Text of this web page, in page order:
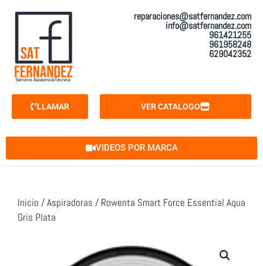
reparaciones@satfernandez.com
info@satfernandez.com
961421255
961958248
629042352
LLAMAR VER CATALOGO
VIDEOS POR MARCA
Inicio /Aspiradoras / Rowenta Smart Force Essential Aqua
Gris Plata